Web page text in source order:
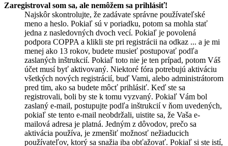
Zaregistroval som sa, ale nemôžem sa prihlásiť!
Najskôr skontrolujte, že zadávate správne používateľské
meno a heslo. Pokiaľ sú v poriadku, potom sa mohla stať
jedna z nasledovných dvoch vecí. Pokiaľ je povolená
podpora COPPA a klikli ste pri registrácii na odkaz ... a je mi
menej ako 13 rokov, budete musieť postupovať podľa
zaslaných inštrukcií. Pokiaľ toto nie je ten prípad, potom Váš
účet musí byť aktivovaný. Niektoré fóra potrebujú aktiváciu
všetkých nových registrácií, buď Vami, alebo administrátorom
pred tim, ako sa budete môcť prihlásiť. Keď ste sa
registrovali, boli by ste k tomu vyzvaný. Pokiaľ Vám bol
zaslaný e-mail, postupujte podľa inštrukcií v ňom uvedených,
pokiaľ ste tento e-mail neobdržali, uistite sa, že Vaša e-
mailová adresa je platná. Jedným z dôvodov, prečo sa
aktivácia používa, je zmenšiť možnosť nežiaducich
používateľov, ktorý sa snažia iba obťažovať. Pokiaľ si ste istí,